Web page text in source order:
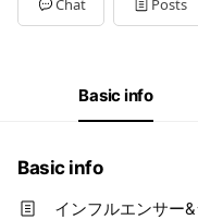
Wed11:00 - 20:00
チャットは24時間受付して
Basic info
Basic info
インフルエンサー